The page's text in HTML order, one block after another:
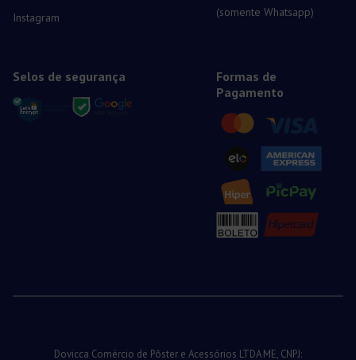
Instagram
(somente Whatsapp)
Selos de segurança
Formas de
Pagamento
Dovicca Comércio de Pôster e Acessórios LTDA ME, CNPJ: